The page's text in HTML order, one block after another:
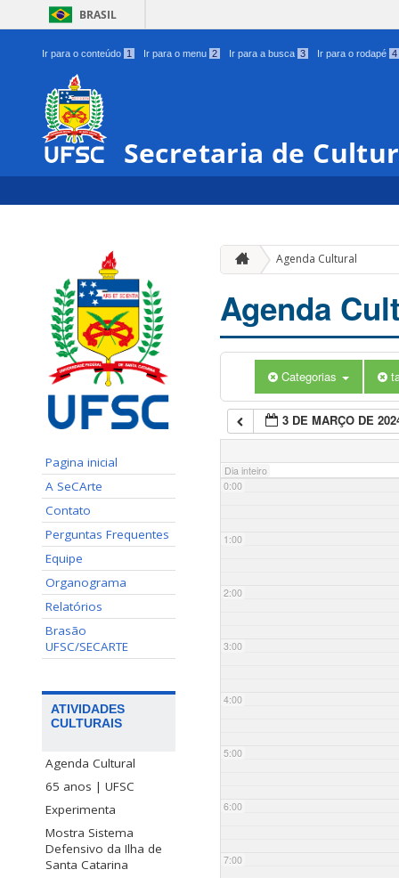
BRASIL
Ir para o conteúdo 1 Ir para o menu 2 Ir para a busca 3 Ir para o rodapé 4
Secretaria de
Pagina inicial
A SeCArte
Contato
Perguntas Frequentes
Equipe
Organograma
Relatórios
Brasão
UFSC/SECARTE
ATIVIDADES
CULTURAIS
Agenda Cultural
65 anos | UFSC
Experimenta
Mostra Sistema
Defensivo da Ilha de
Santa Catarina
Agenda Cultural
Agenda
Categorias
3 DE MARÇO DE
Dia inteiro
0:00
1:00
2:00
3:00
4:00
5:00
6:00
7:00